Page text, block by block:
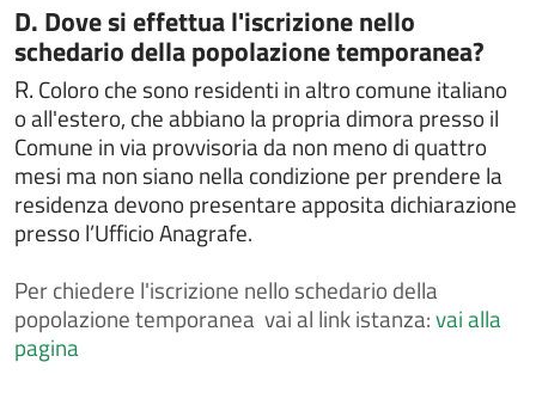
Chiedere la legalizzazione di fotografia
Chiedere la pubblicazione di matrimonio
Chiedere la rettifica di dati anagrafici in atti di stato
civile
Chiedere la sepoltura nei cimiteri comunali
Chiedere un interpello
Chiedere un rimborso per erroneo versamento
Comunicare i dati del conducente o del locatario a
seguito di un accertamento di violazione
Contestazioni e ricorsi a verbali o atti di
Categoria:
D. Dove si effettua l'iscrizione nello
schedario della popolazione temporanea?
R. Coloro che sono residenti in altro comune italiano
o all'estero, che abbiano la propria dimora presso il
Comune in via provvisoria da non meno di quattro
mesi ma non siano nella condizione per prendere la
residenza devono presentare apposita dichiarazione
presso l’Ufficio Anagrafe.
Perchiedere l'iscrizione nello schedario della
popolazione temporanea vai al link istanza:vai alla
pagina